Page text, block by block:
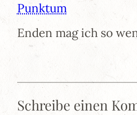
Punktum
Enden mag ich so
Schreibe einen